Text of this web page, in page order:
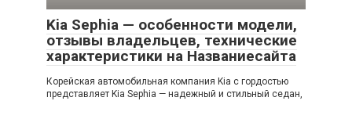
Kia Sephia — особенности модели,
отзывы владельцев, технические
характеристики на Названиесайта
Корейская автомобильная компания Kia с гордостью
представляет Kia Sephia — надежный и стильный седан,